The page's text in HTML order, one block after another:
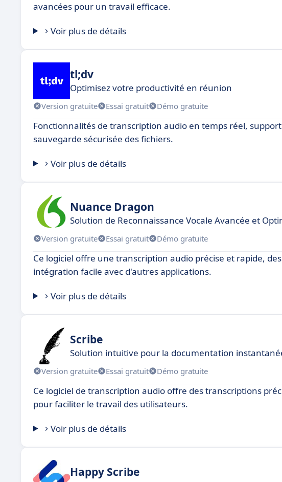
avancées pour un travail efficace.
Voir plus de détails
tl;dv
Optimisez votre productivité en réunion
Version gratuite Essai gratuit Démo gratuite
Fonctionnalités de transcription audio en temps réel,
sauvegarde sécurisée des fichiers.
Voir plus de détails
Nuance Dragon
Solution de Reconnaissance Vocale Avancée et
Version gratuite Essai gratuit Démo gratuite
Ce logiciel offre une transcription audio précise et rapide,
intégration facile avec d'autres applications.
Voir plus de détails
Scribe
Solution intuitive pour la documentation
Version gratuite Essai gratuit Démo gratuite
Ce logiciel de transcription audio offre des transcriptions
pour faciliter le travail des utilisateurs.
Voir plus de détails
Happy Scribe